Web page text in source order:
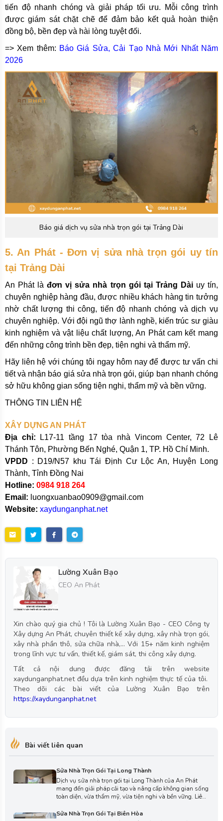
tiến độ nhanh chóng và giải pháp tối ưu. Mỗi công trình
được giám sát chặt chẽ để đảm bảo kết quả hoàn thiện
đồng bộ, bền đẹp và hài lòng tuyệt đối.
=> Xem thêm: Báo Giá Sửa, Cải Tạo Nhà Mới Nhất Năm
2026
Báo giá dịch vụ sửa nhà trọn gói tại Trảng Dài
5. An Phát - Đơn vị sửa nhà trọn gói uy tín
tại Trảng Dài
An Phát làđơn vị sửa nhà trọn gói tại Trảng Dài uy tín,
chuyên nghiệp hàng đầu, được nhiều khách hàng tin tưởng
nhờ chất lượng thi công, tiến độ nhanh chóng và dịch vụ
chuyên nghiệp. Với đội ngũ thợ lành nghề, kiến trúc sư giàu
kinh nghiệm và vật liệu chất lượng, An Phát cam kết mang
đến những công trình bền đẹp, tiện nghi và thẩm mỹ.
Hãy liên hệ với chúng tôi ngay hôm nay để được tư vấn chi
tiết và nhận báo giá sửa nhà trọn gói, giúp bạn nhanh chóng
sở hữu không gian sống tiện nghi, thẩm mỹ và bền vững.
THÔNG TIN LIÊN HỆ
XÂY DỰNG AN PHÁT
Địa chỉ: L17-11 tầng 17 tòa nhà Vincom Center, 72 Lê
Thánh Tôn, Phường Bến Nghé, Quận 1, TP. Hồ Chí Minh.
VPDD : D19/N57 khu Tái Định Cư Lộc An, Huyện Long
Thành, Tỉnh Đồng Nai
Hotline: 0984 918 264
Email: luongxuanbao0909@gmail.com
Website: xaydunganphat.net
Lường Xuân Bạo
CEO An Phát
Xin chào quý gia chủ ! Tôi là Lường Xuân Bạo - CEO Công ty
Xây dựng An Phát, chuyên thiết kế xây dựng, xây nhà trọn gói,
xây nhà phần thô, sửa chữa nhà,... Với 15+ năm kinh nghiệm
trong lĩnh vực tư vấn, thiết kế, giám sát, thi công xây dựng.
Tất cả nội dung được đăng tải trên website
xaydunganphat.net đều dựa trên kinh nghiệm thực tế của tôi.
Theo dõi các bài viết của Lường Xuân Bạo trên
https://xaydunganphat.net
Bài viết liên quan
Sửa Nhà Trọn Gói Tại Long Thành
Dịch vụ sửa nhà trọn gói tại Long Thành của An Phát
mang đến giải pháp cải tạo và nâng cấp không gian sống
toàn diện, vừa thẩm mỹ, vừa tiện nghi và bền vững. Liên
lựa chọn phương án thi công phù hợp cho ngôi nhà của
Sửa Nhà Trọn Gói Tại Biên Hòa